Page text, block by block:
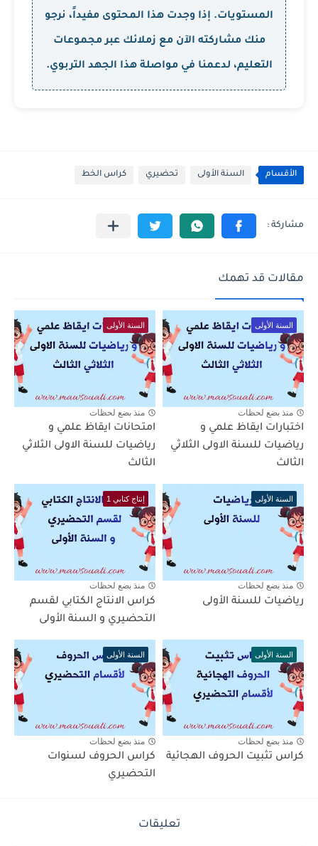
المستويات. إذا وجدت هذا المحتوى مفيداً، نرجو
منك مشاركته الآن مع زملائك عبر مجموعات
التعليم، لدعمنا في مواصلة هذا الجهد التربوي.
الأقسام السنة الأولى تحضيري كراس الخط
مقالات قد تهمك
السنة الأولى
منذ بضع لحظات
اختبارات ايقاظ علمي و
رياضيات للسنة الاولى الثلاثي
الثالث
السنة الأولى
منذ بضع لحظات
امتحانات ايقاظ علمي و
رياضيات للسنة الاولى الثلاثي
الثالث
السنة الأولى
منذ بضع لحظات
رياضيات للسنة الأولى
إنتاج كتابي 1
منذ بضع لحظات
كراس الانتاج الكتابي لقسم
التحضيري و السنة الأولى
السنة الأولى
منذ بضع لحظات
كراس تثبيت الحروف الهجائية
السنة الأولى
منذ بضع لحظات
كراس الحروف لسنوات
التحضيري
تعليقات